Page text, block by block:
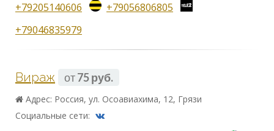
+79205140606
+79056806805
+79046835979
Вираж от75 руб.
Адрес: Россия, ул. Осоавиахима, 12, Грязи
Социальные сети: